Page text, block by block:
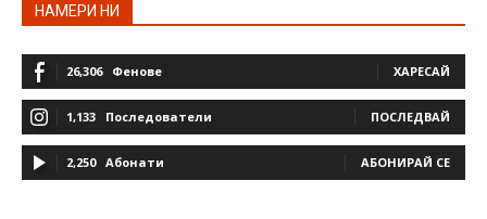
НАМЕРИ НИ
26,306 Фенове ХАРЕСАЙ
1,133 Последователи ПОСЛЕДВАЙ
2,250 Абонати АБОНИРАЙ СЕ